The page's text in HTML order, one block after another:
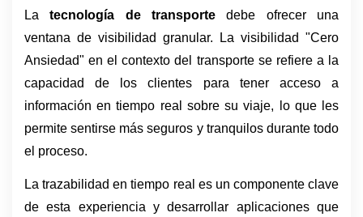
La tecnología de transporte debe ofrecer una
ventana de visibilidad granular. La visibilidad "Cero
Ansiedad" en el contexto del transporte se refiere a la
capacidad de los clientes para tener acceso a
información en tiempo real sobre su viaje, lo que les
permite sentirse más seguros y tranquilos durante todo
el proceso.
La trazabilidad en tiempo real es un componente clave
de esta experiencia y desarrollar aplicaciones que